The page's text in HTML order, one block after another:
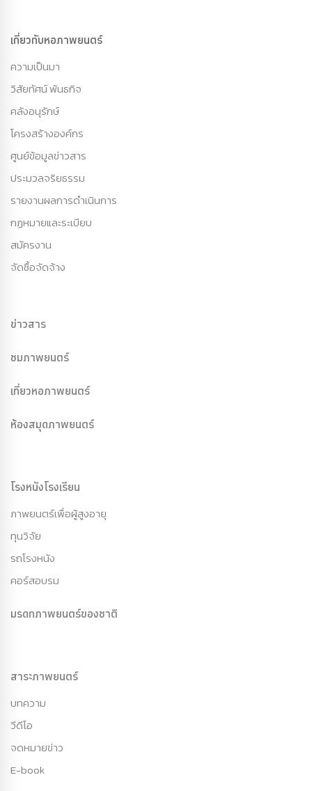
เกี่ยวกับหอภาพยนตร์
ความเป็นมา
วิสัยทัศน์ พันธกิจ
คลังอนุรักษ์
โครงสร้างองค์กร
ศูนย์ข้อมูลข่าวสาร
ประมวลจริยธรรม
รายงานผลการดำเนินการ
กฏหมายและระเบียบ
สมัครงาน
จัดซื้อจัดจ้าง
ข่าวสาร
ชมภาพยนตร์
เที่ยวหอภาพยนตร์
ห้องสมุดภาพยนตร์
โรงหนังโรงเรียน
ภาพยนตร์เพื่อผู้สูงอายุ
ทุนวิจัย
รถโรงหนัง
คอร์สอบรม
มรดกภาพยนตร์ของชาติ
สาระภาพยนตร์
บทความ
วีดีโอ
จดหมายข่าว
E-book